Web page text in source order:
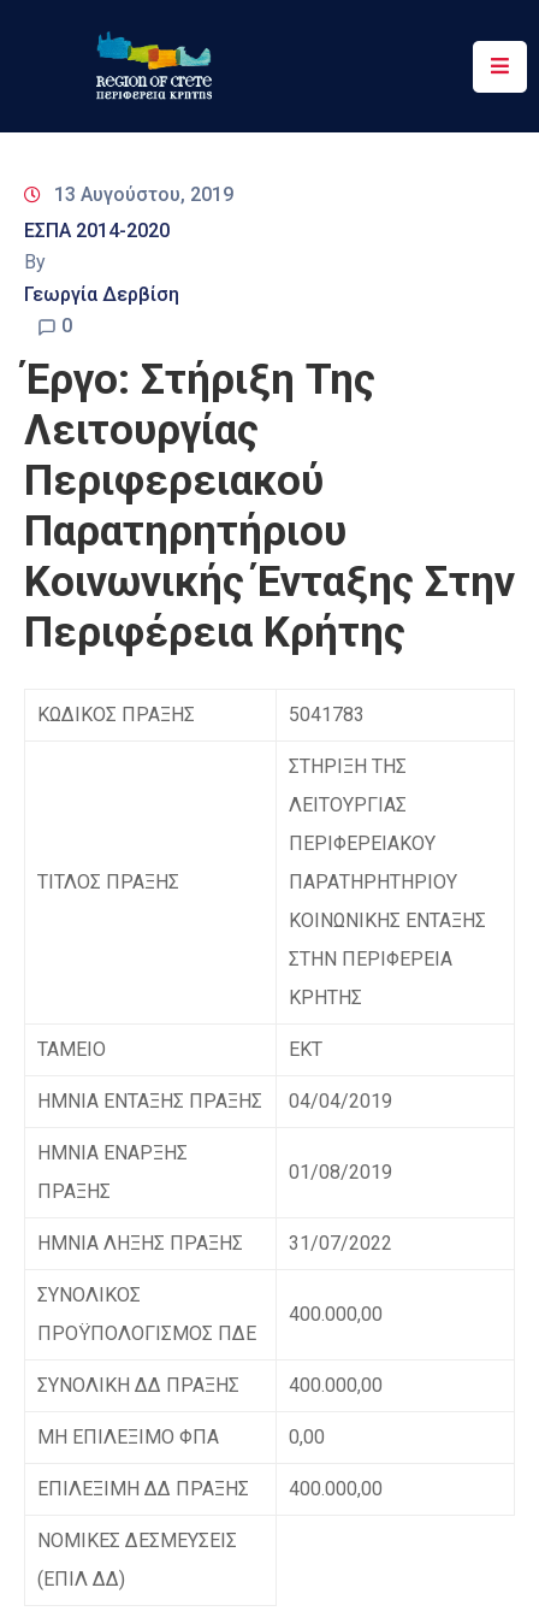
Περιφέρεια
&
Δράσεις
Ψηφιακές
Υπηρεσίες
Επικοινωνία
13 Αυγούστου, 2019
ΕΣΠΑ 2014-2020
By
Γεωργία Δερβίση
0
Έργο: Στήριξη Της
Λειτουργίας
Περιφερειακού
Παρατηρητήριου
Κοινωνικής Ένταξης Στην
Περιφέρεια Κρήτης
ΚΩΔΙΚΟΣ ΠΡΑΞΗΣ 5041783
ΤΙΤΛΟΣ ΠΡΑΞΗΣ
ΣΤΗΡΙΞΗ ΤΗΣ
ΛΕΙΤΟΥΡΓΙΑΣ
ΠΕΡΙΦΕΡΕΙΑΚΟΥ
ΠΑΡΑΤΗΡΗΤΗΡΙΟΥ
ΚΟΙΝΩΝΙΚΗΣ ΕΝΤΑΞΗΣ
ΣΤΗΝ ΠΕΡΙΦΕΡΕΙΑ
ΚΡΗΤΗΣ
ΤΑΜΕΙΟ ΕΚΤ
ΗΜΝΙΑ ΕΝΤΑΞΗΣ ΠΡΑΞΗΣ 04/04/2019
ΗΜΝΙΑ ΕΝΑΡΞΗΣ
ΠΡΑΞΗΣ
01/08/2019
ΗΜΝΙΑ ΛΗΞΗΣ ΠΡΑΞΗΣ 31/07/2022
ΣΥΝΟΛΙΚΟΣ
ΠΡΟΫΠΟΛΟΓΙΣΜΟΣ ΠΔΕ
400.000,00
ΣΥΝΟΛΙΚΗ ΔΔ ΠΡΑΞΗΣ 400.000,00
ΜΗ ΕΠΙΛΕΞΙΜΟ ΦΠΑ 0,00
ΕΠΙΛΕΞΙΜΗ ΔΔ ΠΡΑΞΗΣ 400.000,00
ΝΟΜΙΚΕΣ ΔΕΣΜΕΥΣΕΙΣ
(ΕΠΙΛ ΔΔ)